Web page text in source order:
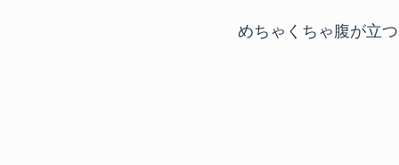
めちゃくちゃ腹が立